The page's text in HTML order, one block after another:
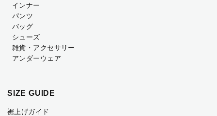
インナー
パンツ
バッグ
シューズ
雑貨・アクセサリー
アンダーウェア
SIZE GUIDE
裾上げガイド